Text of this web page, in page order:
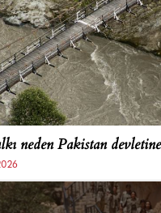
neden Pakistan